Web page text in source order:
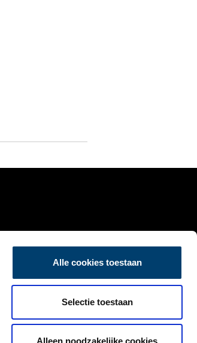
Alle cookies toestaan
Selectie toestaan
Alleen noodzakelijke cookies